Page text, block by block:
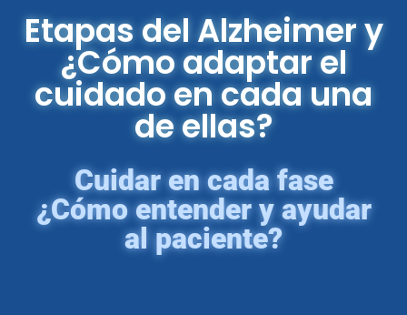
Etapas del Alzheimer y
¿Cómo adaptar el
cuidado en cada una
de ellas?
Cuidar en cada fase
¿Cómo entender y ayudar
al paciente?